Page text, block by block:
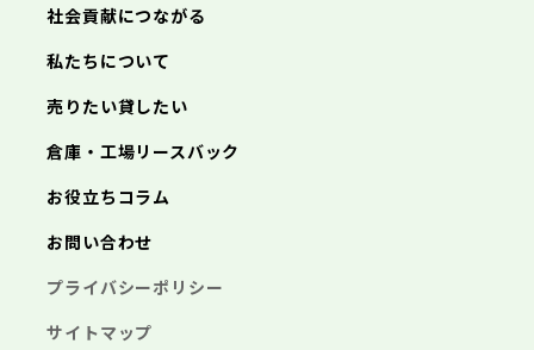
社会貢献につながる
私たちについて
売りたい貸したい
倉庫・工場リースバック
お役立ちコラム
お問い合わせ
プライバシーポリシー
サイトマップ